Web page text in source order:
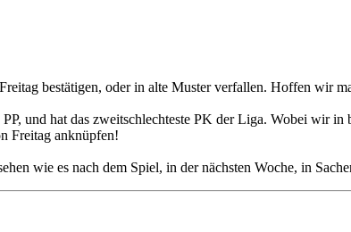
bestätigen, oder in alte Muster verfallen. Hoffen wir
und hat das zweitschlechteste PK der Liga. Wobei wir
Freitag anknüpfen!
wie es nach dem Spiel, in der nächsten Woche, in